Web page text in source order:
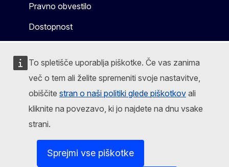
To spletišče uporablja piškotke. Če vas zanima
več o tem ali želite spremeniti svoje nastavitve,
obiščite stran o naši politiki glede piškotkov ali
kliknite na povezavo, ki jo najdete na dnu vsake
strani.
Sprejmi vse piškotke
Pravno obvestilo
Dostopnost